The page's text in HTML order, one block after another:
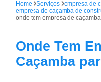
Home Serviços
empresa de
empresa de caçamba de
onde tem empresa de
Onde Tem
Caçamba